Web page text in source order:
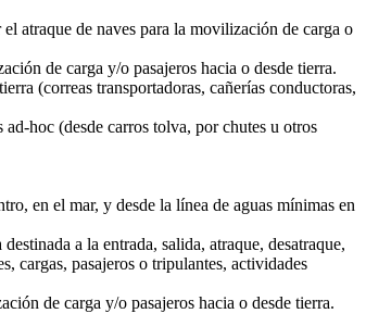
atraque de naves para la movilización de carga o
de carga y/o pasajeros hacia o desde tierra.
(correas transportadoras, cañerías conductoras,
hoc (desde carros tolva, por chutes u otros
en el mar, y desde la línea de aguas mínimas en
a la entrada, salida, atraque, desatraque,
cargas, pasajeros o tripulantes, actividades
de carga y/o pasajeros hacia o desde tierra.